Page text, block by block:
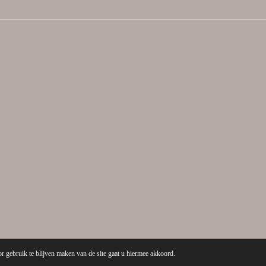
te blijven maken van de site gaat u hiermee akkoord.